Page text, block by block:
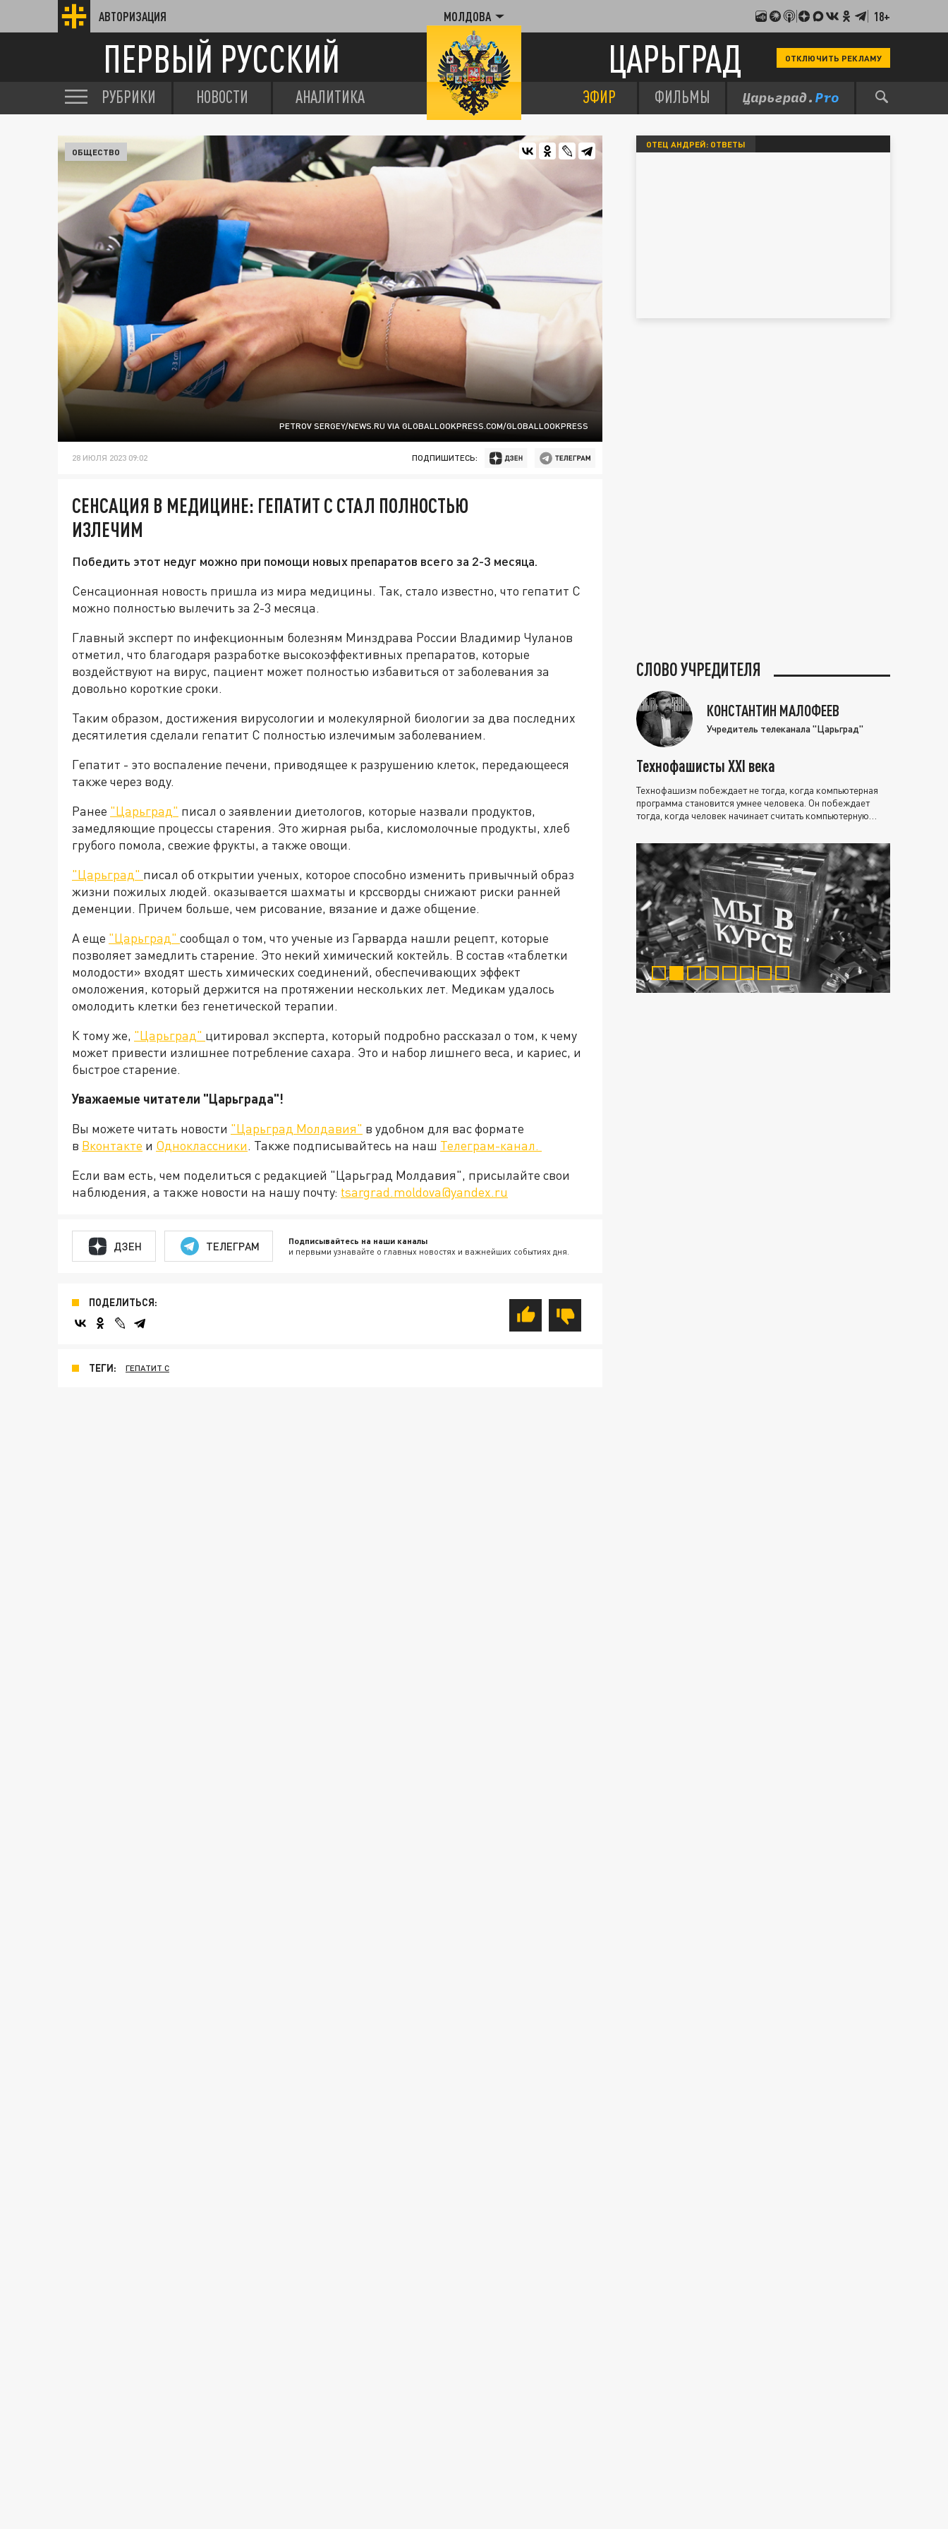
АВТОРИЗАЦИЯ МОЛДОВА 18+
ПЕРВЫЙ РУССКИЙ ЦАРЬГРАД ОТКЛЮЧИТЬ РЕКЛАМУ
РУБРИКИ НОВОСТИ АНАЛИТИКА ЭФИР ФИЛЬМЫ
PETROV SERGEY/NEWS.RU VIA GLOBALLOOKPRESS.COM/GLOBALLOOKPRESS
ОБЩЕСТВО
28 ИЮЛЯ 2023 09:02 ПОДПИШИТЕСЬ:
СЕНСАЦИЯ В МЕДИЦИНЕ: ГЕПАТИТ C СТАЛ ПОЛНОСТЬЮ
ИЗЛЕЧИМ
Победить этот недуг можно при помощи новых препаратов всего за 2-3 месяца.
Сенсационная новость пришла из мира медицины. Так, стало известно, что гепатит С
можно полностью вылечить за 2-3 месяца.
Главный эксперт по инфекционным болезням Минздрава России Владимир Чуланов
отметил, что благодаря разработке высокоэффективных препаратов, которые
воздействуют на вирус, пациент может полностью избавиться от заболевания за
довольно короткие сроки.
Таким образом, достижения вирусологии и молекулярной биологии за два последних
десятилетия сделали гепатит C полностью излечимым заболеванием.
Гепатит - это воспаление печени, приводящее к разрушению клеток, передающееся
также через воду.
Ранее "Царьград" писал о заявлении диетологов, которые назвали продуктов,
замедляющие процессы старения. Это жирная рыба, кисломолочные продукты, хлеб
грубого помола, свежие фрукты, а также овощи.
"Царьград" писал об открытии ученых, которое способно изменить привычный образ
жизни пожилых людей. оказывается шахматы и крссворды снижают риски ранней
деменции. Причем больше, чем рисование, вязание и даже общение.
А еще "Царьград" сообщал о том, что ученые из Гарварда нашли рецепт, которые
позволяет замедлить старение. Это некий химический коктейль. В состав «таблетки
молодости» входят шесть химических соединений, обеспечивающих эффект
омоложения, который держится на протяжении нескольких лет. Медикам удалось
омолодить клетки без генетической терапии.
К тому же, "Царьград" цитировал эксперта, который подробно рассказал о том, к чему
может привести излишнее потребление сахара. Это и набор лишнего веса, и кариес, и
быстрое старение.
Уважаемые читатели "Царьграда"!
Вы можете читать новости "Царьград Молдавия" в удобном для вас формате
в Вконтакте и Одноклассники. Также подписывайтесь на наш Телеграм-канал.
Если вам есть, чем поделиться с редакцией "Царьград Молдавия", присылайте свои
наблюдения, а также новости на нашу почту: tsargrad.moldova@yandex.ru
ДЗЕН ТЕЛЕГРАМ Подписывайтесь на наши каналы
и первыми узнавайте о главных новостях и важнейших событиях дня.
ПОДЕЛИТЬСЯ:
ТЕГИ: ГЕПАТИТ C
ОТЕЦ АНДРЕЙ: ОТВЕТЫ
СЛОВО УЧРЕДИТЕЛЯ
КОНСТАНТИН МАЛОФЕЕВ
Учредитель телеканала "Царьград"
Технофашисты XXI века
Технофашизм побеждает не тогда, когда компьютерная
программа становится умнее человека. Он побеждает
тогда, когда человек начинает считать компьютерную